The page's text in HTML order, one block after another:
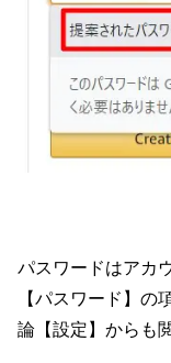
パスワードはアカ
【パスワード】の
論【設定】からも